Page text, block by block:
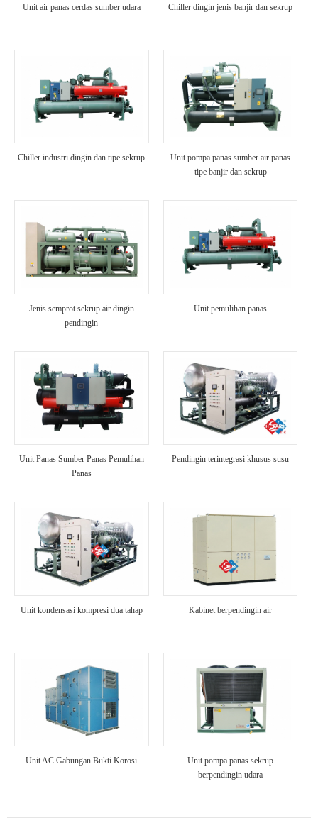
Unit air panas cerdas sumber udara Chiller dingin jenis banjir dan sekrup
Chiller industri dingin dan tipe sekrup
Unit pompa panas sumber air panas
tipe banjir dan sekrup
Jenis semprot sekrup air dingin
pendingin
Unit pemulihan panas
Unit Panas Sumber Panas Pemulihan
Panas
Pendingin terintegrasi khusus susu
Unit kondensasi kompresi dua tahap Kabinet berpendingin air
Unit AC Gabungan Bukti Korosi
Unit pompa panas sekrup
berpendingin udara